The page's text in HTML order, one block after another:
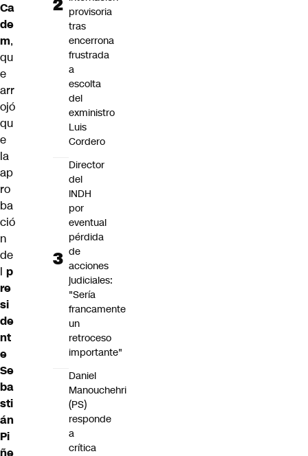
Ca
de
m,
qu
e
arr
ojó
qu
e
la
ap
ro
ba
ció
n
de
l p
re
si
de
nt
e
Se
ba
sti
án
Pi
ñe
provisoria
tras
encerrona
frustrada
a
escolta
del
exministro
Luis
Cordero
Director
del
INDH
por
eventual
pérdida
de
acciones
judiciales:
"Sería
francamente
un
retroceso
importante"
Daniel
Manouchehri
(PS)
responde
a
crítica